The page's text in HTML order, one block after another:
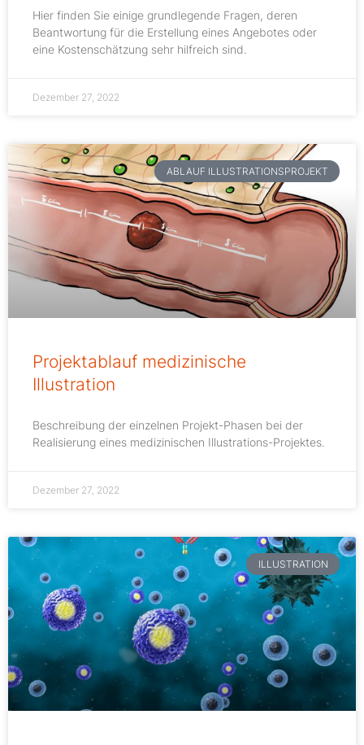
Hier finden Sie einige grundlegende Fragen, deren
Beantwortung für die Erstellung eines Angebotes oder
eine Kostenschätzung sehr hilfreich sind.
Dezember 27, 2022
ABLAUF ILLUSTRATIONSPROJEKT
Projektablauf medizinische
Illustration
Beschreibung der einzelnen Projekt-Phasen bei der
Realisierung eines medizinischen Illustrations-Projektes.
Dezember 27, 2022
ILLUSTRATION